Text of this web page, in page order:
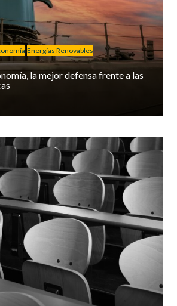
Energías Renovables
la mejor defensa frente a las